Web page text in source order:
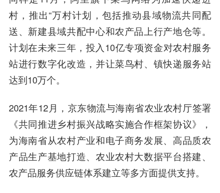
村，推出“万村计划，包括推动县域物流共同配
送、新建县域共配中心和农产品 上行产地仓等。
计划在未来三年，投入10亿专项资金对农村服务
站进行数字化改造，并让菜鸟村、镇快递服务站
达到10万个。
2021年12月，京东物流与海南省农业农村厅签署
《共同推进乡村振兴战略实施合作框架协议》，
为海南省从农村产业和电子商务发展、高品质农
产品生产基地打造、农业农村大数据平台搭建、
农产品服务供应链体系建立等多方面提供支持。